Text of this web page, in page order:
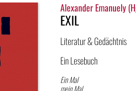
Alexander Emanuely
EXIL
Literatur & Gedächtnis
Ein Lesebuch
Ein Mal
mein Mal